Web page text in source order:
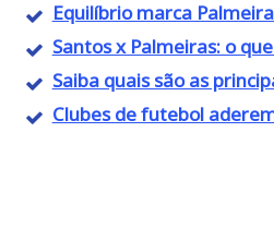
Equilíbrio marca
Santos x Palmeiras: o
Saiba quais são as
Clubes de futebol